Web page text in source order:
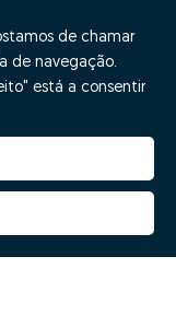
de chamar
de navegação.
está a consentir